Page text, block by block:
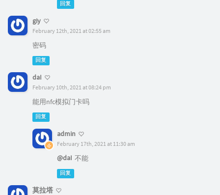
回复
giy
February 12th, 2021 at 02:55 am
密码
回复
daI
February 10th, 2021 at 08:24 pm
能用nfc模拟门卡吗
回复
admin
February 17th, 2021 at 11:30 am
@daI 不能
回复
莫拉塔